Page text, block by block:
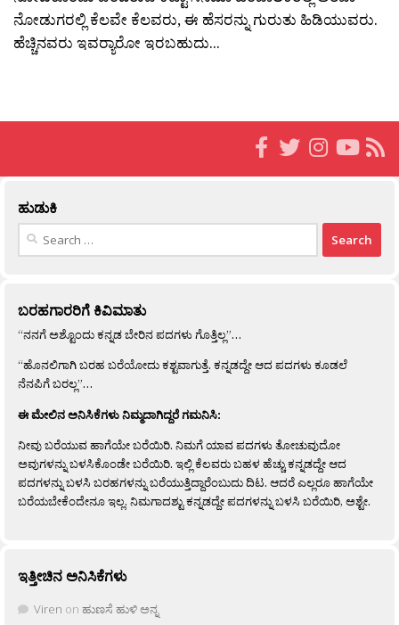
ನೋಡುಗರಲ್ಲಿ ಕೆಲವೇ ಕೆಲವರು, ಈ ಹೆಸರನ್ನು ಗುರುತು ಹಿಡಿಯುವರು.
ಹೆಚ್ಚಿನವರು ಇವರ‍್ಯಾರೋ ಇರಬಹುದು...
ಹುಡುಕಿ
Search
ಬರಹಗಾರರಿಗೆ ಕಿವಿಮಾತು
“ನನಗೆ ಅಶ್ಟೊಂದು ಕನ್ನಡ ಬೇರಿನ ಪದಗಳು ಗೊತ್ತಿಲ್ಲ”…
“ಹೊನಲಿಗಾಗಿ ಬರಹ ಬರೆಯೋದು ಕಶ್ಟವಾಗುತ್ತೆ. ಕನ್ನಡದ್ದೇ ಆದ ಪದಗಳು ಕೂಡಲೆ
ನೆನಪಿಗೆ ಬರಲ್ಲ”…
ಈ ಮೇಲಿನ ಅನಿಸಿಕೆಗಳು ನಿಮ್ಮದಾಗಿದ್ದರೆ ಗಮನಿಸಿ:
ನೀವು ಬರೆಯುವ ಹಾಗೆಯೇ ಬರೆಯಿರಿ. ನಿಮಗೆ ಯಾವ ಪದಗಳು ತೋಚುವುದೋ
ಅವುಗಳನ್ನು ಬಳಸಿಕೊಂಡೇ ಬರೆಯಿರಿ. ಇಲ್ಲಿ ಕೆಲವರು ಬಹಳ ಹೆಚ್ಚು ಕನ್ನಡದ್ದೇ ಆದ
ಪದಗಳನ್ನು ಬಳಸಿ ಬರಹಗಳನ್ನು ಬರೆಯುತ್ತಿದ್ದಾರೆಂಬುದು ದಿಟ. ಆದರೆ ಎಲ್ಲರೂ ಹಾಗೆಯೇ
ಬರೆಯಬೇಕೆಂದೇನೂ ಇಲ್ಲ. ನಿಮಗಾದಶ್ಟು ಕನ್ನಡದ್ದೇ ಪದಗಳನ್ನು ಬಳಸಿ ಬರೆಯಿರಿ, ಅಶ್ಟೇ.
ಇತ್ತೀಚಿನ ಅನಿಸಿಕೆಗಳು
Viren on ಹುಣಸೆ ಹುಳಿ ಅನ್ನ